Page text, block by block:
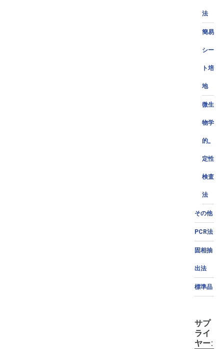
法
簡易
シー
ト培
地
微生
物学
的_
定性
検査
法
その他
PCR法
固相抽
出法
標準品
サプ
ライ
ヤー: